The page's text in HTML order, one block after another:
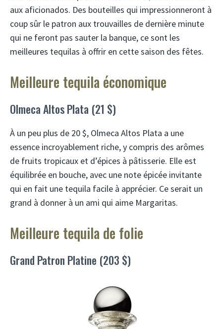
aux aficionados. Des bouteilles qui impressionneront à
coup sûr le patron aux trouvailles de dernière minute
qui ne feront pas sauter la banque, ce sont les
meilleures tequilas à offrir en cette saison des fêtes.
Meilleure tequila économique
Olmeca Altos Plata (21 $)
À un peu plus de 20 $, Olmeca Altos Plata a une
essence incroyablement riche, y compris des arômes
de fruits tropicaux et d’épices à pâtisserie. Elle est
équilibrée en bouche, avec une note épicée invitante
qui en fait une tequila facile à apprécier. Ce serait un
grand à donner à un ami qui aime Margaritas.
Meilleure tequila de folie
Grand Patron Platine (203 $)